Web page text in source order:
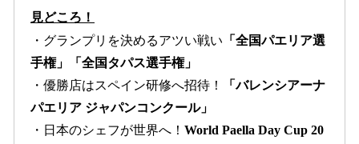
見どころ！
・グランプリを決めるアツい戦い 「全国パエリア選
手権」「全国タパス選手権」
・優勝店はスペイン研修へ招待！
「バレンシアーナ
パエリア ジャパンコンクール」
・日本のシェフが世界へ！ World Paella Day Cup 20